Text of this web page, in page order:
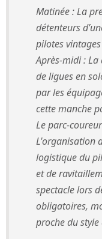
Matinée : La
détenteurs
pilotes
Après-midi :
de ligues en
par les
cette manche
Le parc-
L'organisation
logistique du
et de
spectacle lors
obligatoires,
proche du